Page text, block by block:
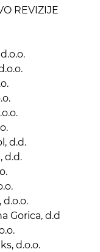
REVIZIJE
d.d.
d.d.
d.o.o.
Gorica, d.d
d.o.o.